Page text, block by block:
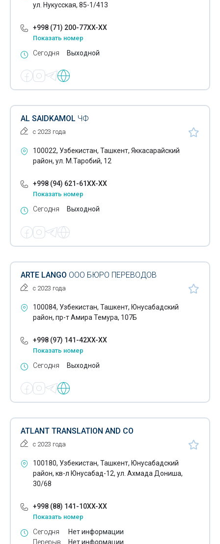
ул. Нукусская, 85-1/413
+998 (71) 200-77XX-XX
Показать номер
Сегодня Выходной
AL SAIDKAMOL ЧФ
с 2023 года
100022, Узбекистан, Ташкент, Яккасарайский
район, ул. М.Таробий, 12
+998 (94) 621-61XX-XX
Показать номер
Сегодня Выходной
ARTE LANGO ООО БЮРО ПЕРЕВОДОВ
с 2023 года
100084, Узбекистан, Ташкент, Юнусабадский
район, пр-т Амира Темура, 107Б
+998 (97) 141-42XX-XX
Показать номер
Сегодня Выходной
ATLANT TRANSLATION AND CO
с 2023 года
100180, Узбекистан, Ташкент, Юнусабадский
район, кв-л Юнусабад-12, ул. Ахмада Дониша,
30/68
+998 (88) 141-10XX-XX
Показать номер
Сегодня
Перерыв
Нет информации
Нет информации